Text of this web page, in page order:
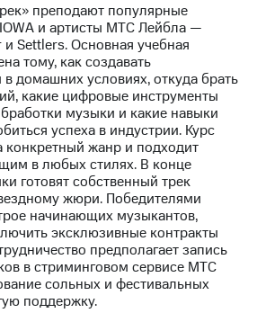
преподают популярные
и артисты МТС Лейбла —
и Settlers. Основная учебная
тому, как создавать
домашних условиях, откуда брать
какие цифровые инструменты
музыки и какие навыки
успеха в индустрии. Курс
конкретный жанр и подходит
в любых стилях. В конце
готовят собственный трек
жюри. Победителями
начинающих музыкантов,
эксклюзивные контракты
предполагает запись
в стриминговом сервисе МТС
сольных и фестивальных
поддержку.